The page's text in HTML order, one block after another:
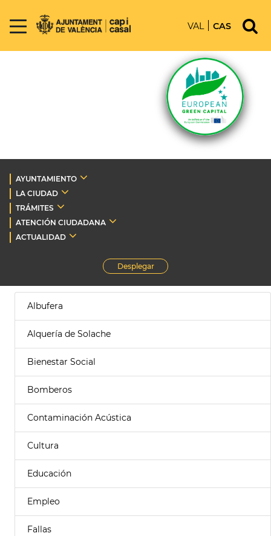
VAL CAS
AYUNTAMIENTO
LA CIUDAD
TRÁMITES
ATENCIÓN CIUDADANA
ACTUALIDAD
Desplegar
Albufera
Alquería de Solache
Bienestar Social
Bomberos
Contaminación Acústica
Cultura
Educación
Empleo
Fallas